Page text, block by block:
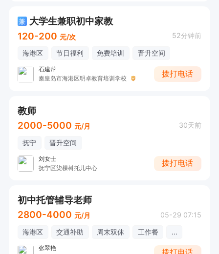
兼 大学生兼职初中家教
120-200 元/次 52分钟前
海港区 节日福利 免费培训 晋升空间
石建萍
秦皇岛市海港区明卓教育培训学校
拨打电话
教师
2000-5000 元/月 30天前
抚宁 晋升空间
刘女士
抚宁区柒棵树托儿中心
拨打电话
初中托管辅导老师
2800-4000 元/月 05-29 07:15
海港区 交通补助 周末双休 工作餐 ...
张翠艳